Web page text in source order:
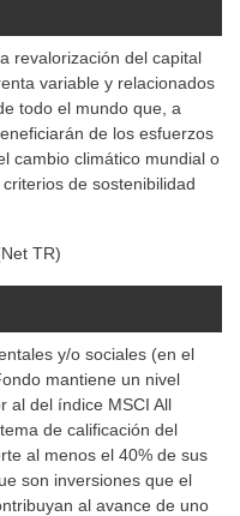
revalorización del capital
variable y relacionados
todo el mundo que, a
de los esfuerzos
cambio climático mundial o
de sostenibilidad
TR)
y/o sociales (en el
mantiene un nivel
al del índice MSCI All
de calificación del
al menos el 40% de sus
son inversiones que el
al avance de uno